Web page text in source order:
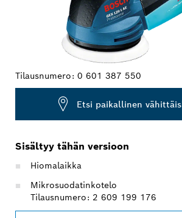
Tilausnumero: 0 601 387 550
Etsi paikallinen
Sisältyy tähän versioon
Hiomalaikka
Mikrosuodatinkotelo
Tilausnumero: 2 609 199 176